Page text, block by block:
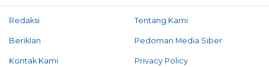
Redaksi Tentang Kami
Beriklan Pedoman Media Siber
Kontak Kami Privacy Policy